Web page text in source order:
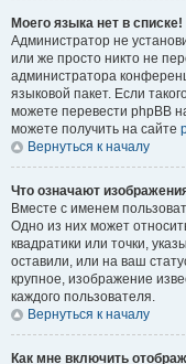
Моего языка нет в списке!
Администратор не
или же просто никто не
администратора
языковой пакет. Если
можете перевести phpBB
можете получить на сайте
Вернуться к началу
Что означают
Вместе с именем
Одно из них может
квадратики или точки,
оставили, или на ваш
крупное, изображение
каждого пользователя.
Вернуться к началу
Как мне включить